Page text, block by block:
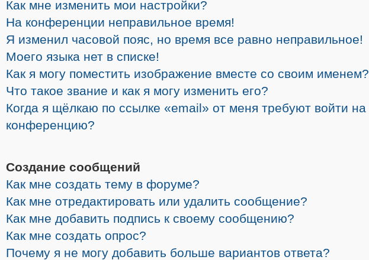
Как мне изменить мои настройки?
На конференции неправильное время!
Я изменил часовой пояс, но время все равно неправильное!
Моего языка нет в списке!
Как я могу поместить изображение вместе со своим именем?
Что такое звание и как я могу изменить его?
Когда я щёлкаю по ссылке «email» от меня требуют войти на
конференцию?
Создание сообщений
Как мне создать тему в форуме?
Как мне отредактировать или удалить сообщение?
Как мне добавить подпись к своему сообщению?
Как мне создать опрос?
Почему я не могу добавить больше вариантов ответа?